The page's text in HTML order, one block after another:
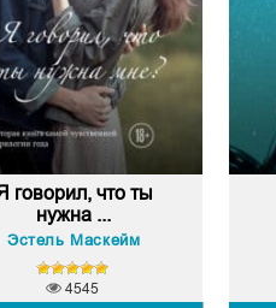
говорил, что ты
нужна ...
Эстель Маскейм
4545